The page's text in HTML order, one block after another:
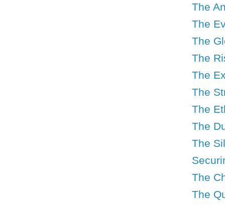
The
The
The
The
The
The
The
The
The
The
The